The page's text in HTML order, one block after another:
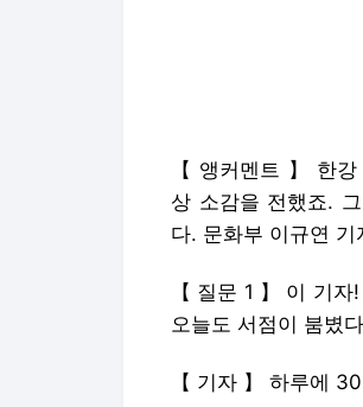
【 앵커멘트 】 한
상 소감을 전했죠.
다. 문화부 이규연 기
【 질문 1 】 이 기
오늘도 서점이 붐볐
【 기자 】 하루에